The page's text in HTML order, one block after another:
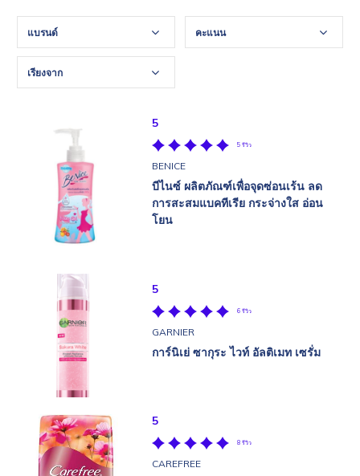
แบรนด์ คะแนน
เรียงจาก
5
5 รีวิว
BENICE
บีไนซ์ ผลิตภัณฑ์เพื่อจุดซ่อนเร้น ลด
การสะสมแบคทีเรีย กระจ่างใส อ่อน
โยน
5
6 รีวิว
GARNIER
การ์นิเย่ ซากุระ ไวท์ อัลติเมท เซรั่ม
5
8 รีวิว
CAREFREE